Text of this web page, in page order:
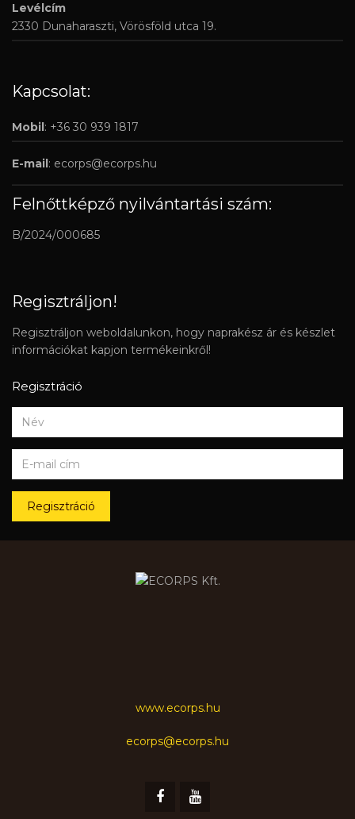
Levélcím
2330 Dunaharaszti, Vörösföld utca 19.
Kapcsolat:
Mobil: +36 30 939 1817
E-mail: ecorps@ecorps.hu
Felnőttképző nyilvántartási szám:
B/2024/000685
Regisztráljon!
Regisztráljon weboldalunkon, hogy naprakész ár és készlet
információkat kapjon termékeinkről!
Regisztráció
Regisztráció
www.ecorps.hu
ecorps@ecorps.hu